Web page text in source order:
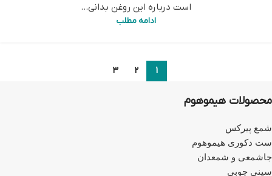
است درباره این روغن بدانی...
ادامه مطلب
1
2
3
محصولات هیموهوم
شمع پیرکس
ست دکوری هیموهوم
جاشمعی و شمعدان
سینی چوبی